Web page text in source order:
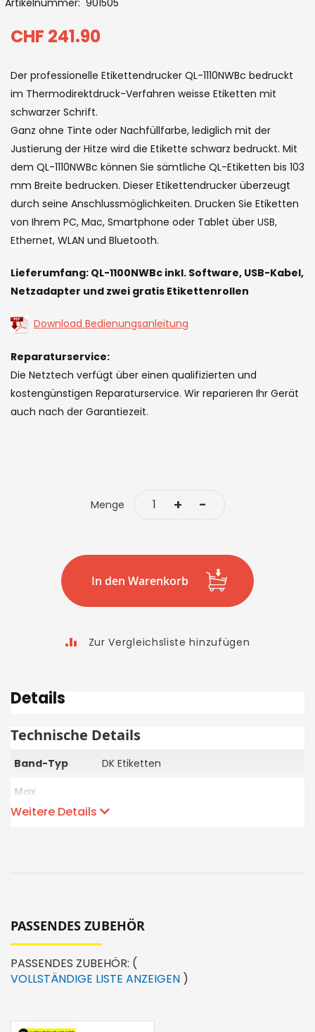
the
beginning
the
images
gallery
CHF 241.90
Artikelnummer 901505
Der professionelle Etikettendrucker QL-1110NWBc bedruckt
im Thermodirektdruck-Verfahren weisse Etiketten mit
schwarzer Schrift.
Ganz ohne Tinte oder Nachfüllfarbe, lediglich mit der
Justierung der Hitze wird die Etikette schwarz bedruckt. Mit
dem QL-1110NWBc können Sie sämtliche QL-Etiketten bis 103
mm Breite bedrucken. Dieser Etikettendrucker überzeugt
durch seine Anschlussmöglichkeiten. Drucken Sie Etiketten
von Ihrem PC, Mac, Smartphone oder Tablet über USB,
Ethernet, WLAN und Bluetooth.
Lieferumfang: QL-1100NWBc inkl. Software, USB-Kabel,
Netzadapter und zwei gratis Etikettenrollen
Download Bedienungsanleitung
Reparaturservice:
Die Netztech verfügt über einen qualifizierten und
kostengünstigen Reparaturservice. Wir reparieren Ihr Gerät
auch nach der Garantiezeit.
Menge -
+
In den Warenkorb
Zur Vergleichsliste hinzufügen
Details
Technische Details
Band-Typ
DK Etiketten
Max.
Etikettenbreite
in mm
103
druckbare
Strichcodes
>20
Druckgeschwindigkeit110mm pro Sekunde
Weitere Details
PASSENDES ZUBEHÖR
PASSENDES ZUBEHÖR: (
VOLLSTÄNDIGE LISTE ANZEIGEN )